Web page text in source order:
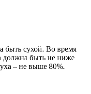
быть сухой. Во время
должна быть не ниже
– не выше 80%.